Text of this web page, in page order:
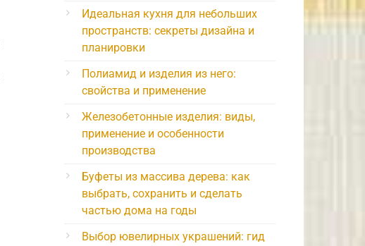
Идеальная кухня для небольших
пространств: секреты дизайна и
планировки
Полиамид и изделия из него:
свойства и применение
Железобетонные изделия: виды,
применение и особенности
производства
Буфеты из массива дерева: как
выбрать, сохранить и сделать
частью дома на годы
Выбор ювелирных украшений: гид